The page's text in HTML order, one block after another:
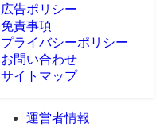
広告ポリシー
免責事項
プライバシーポリシー
お問い合わせ
サイトマップ
運営者情報